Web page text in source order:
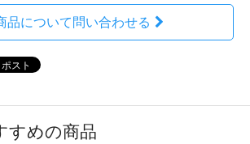
品について問い合わせる
すめの商品